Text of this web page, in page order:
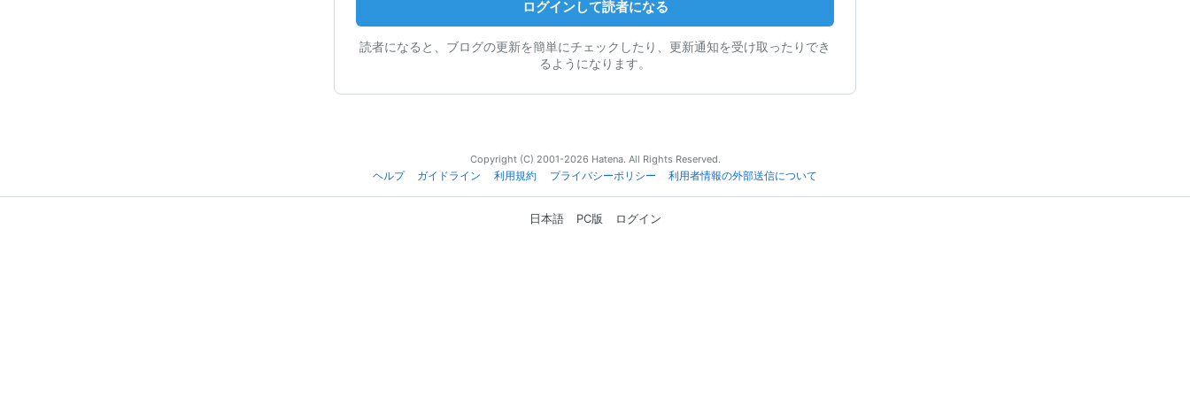
ログインして読者になる
読者になると、ブログの更新を簡単にチェックしたり、更新通知を受け取ったりでき
るようになります。
Copyright (C) 2001-2026 Hatena. All Rights Reserved.
ヘルプ
ガイドライン 利用規約 プライバシーポリシー 利用者情報の外部送信について
日本語 PC版 ログイン